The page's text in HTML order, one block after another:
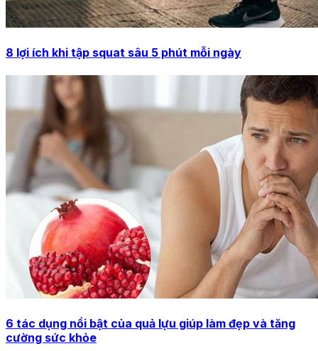
8 lợi ích khi tập squat sâu 5 phút mỗi ngày
6 tác dụng nổi bật của quả lựu giúp làm đẹp và tăng
cường sức khỏe